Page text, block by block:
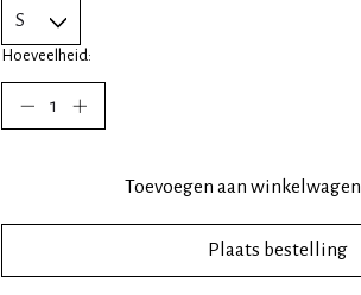
Hoeveelheid:
Toevoegen aan winkelwagen
Plaats bestelling